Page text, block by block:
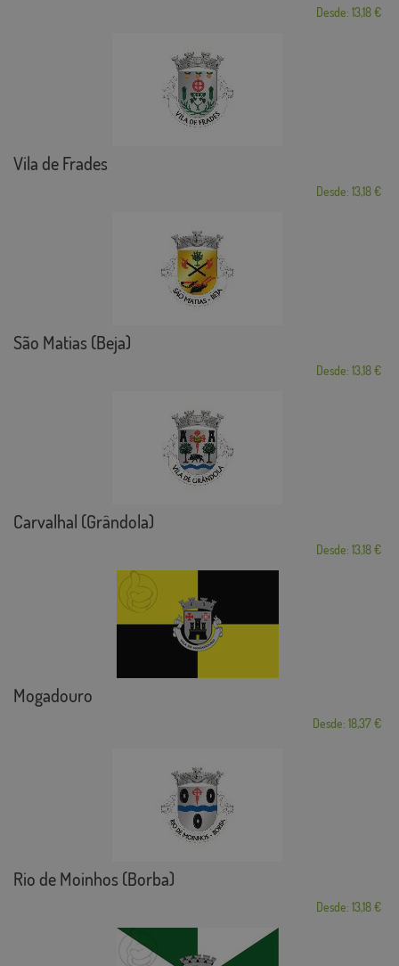
Desde: 13,18 €
Vila de Frades
Desde: 13,18 €
São Matias (Beja)
Desde: 13,18 €
Carvalhal (Grândola)
Desde: 13,18 €
Mogadouro
Desde: 18,37 €
Rio de Moinhos (Borba)
Desde: 13,18 €